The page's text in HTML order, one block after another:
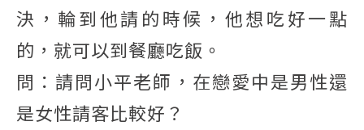
決，輪到他請的時候，他想吃好一點
的，就可以到餐廳吃飯。
問：請問小平老師，在戀愛中是男性還
是女性請客比較好？